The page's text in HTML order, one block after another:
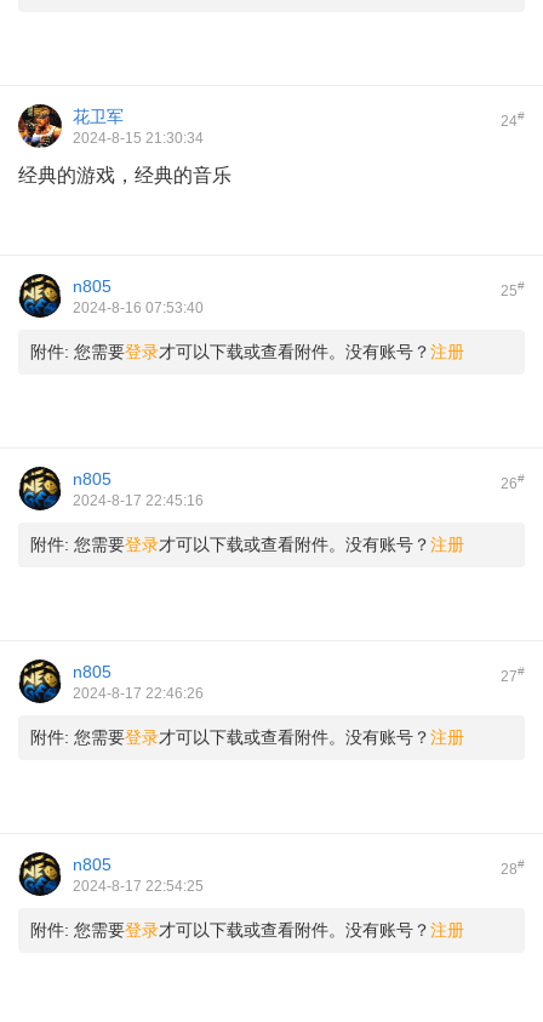
24#
花卫军
2024-8-15 21:30:34
经典的游戏，经典的音乐
25#
n805
2024-8-16 07:53:40
附件: 您需要登录才可以下载或查看附件。没有账号？注册
26#
n805
2024-8-17 22:45:16
附件: 您需要登录才可以下载或查看附件。没有账号？注册
27#
n805
2024-8-17 22:46:26
附件: 您需要登录才可以下载或查看附件。没有账号？注册
28#
n805
2024-8-17 22:54:25
附件: 您需要登录才可以下载或查看附件。没有账号？注册